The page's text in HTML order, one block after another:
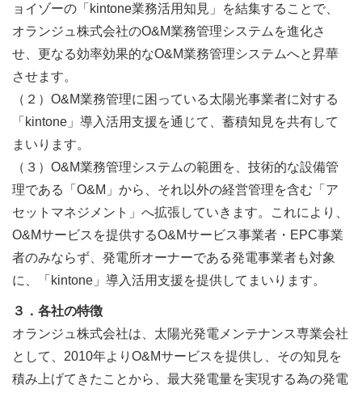
ョイゾーの「kintone業務活用知見」を結集することで、
オランジュ株式会社のO&M業務管理システムを進化さ
せ、更なる効率効果的なO&M業務管理システムへと昇華
させます。
（２）O&M業務管理に困っている太陽光事業者に対する
「kintone」導入活用支援を通じて、蓄積知見を共有して
まいります。
（３）O&M業務管理システムの範囲を、技術的な設備管
理である「O&M」から、それ以外の経営管理を含む「ア
セットマネジメント」へ拡張していきます。これにより、
O&Mサービスを提供するO&Mサービス事業者・EPC事業
者のみならず、発電所オーナーである発電事業者も対象
に、「kintone」導入活用支援を提供してまいります。
３．各社の特徴
オランジュ株式会社は、太陽光発電メンテナンス専業会社
として、2010年よりO&Mサービスを提供し、その知見を
積み上げてきたことから、最大発電量を実現する為の発電